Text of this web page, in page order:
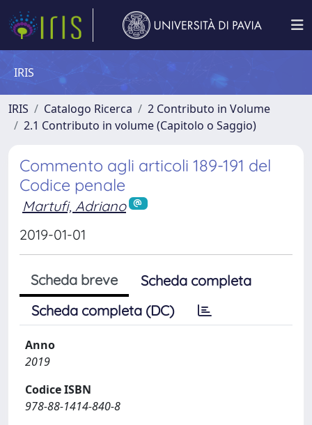
IRIS
IRIS Catalogo Ricerca
2 Contributo in Volume
2.1 Contributo in volume (Capitolo o Saggio)
Commento agli articoli 189-191 del
Codice penale
Martufi, Adriano
2019-01-01
Scheda breve
Scheda completa
Scheda completa (DC)
Anno
2019
Codice ISBN
978-88-1414-840-8